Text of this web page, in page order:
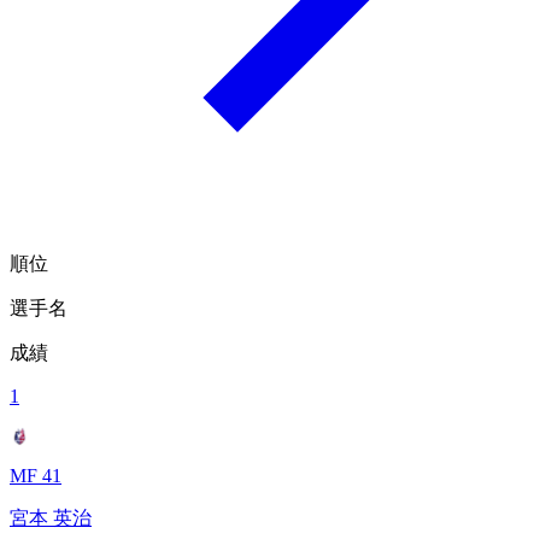
順位
選手名
成績
1
MF 41
宮本 英治